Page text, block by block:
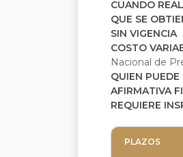
CUANDO
QUE SE
SIN VIGENCIA
COSTO
Nacional de
QUIEN
AFIRMATIVA
REQUIERE
PLAZOS